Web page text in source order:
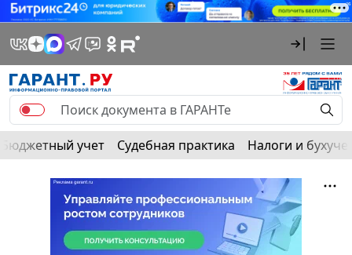
Бюджетный учет Судебная практика Налоги и